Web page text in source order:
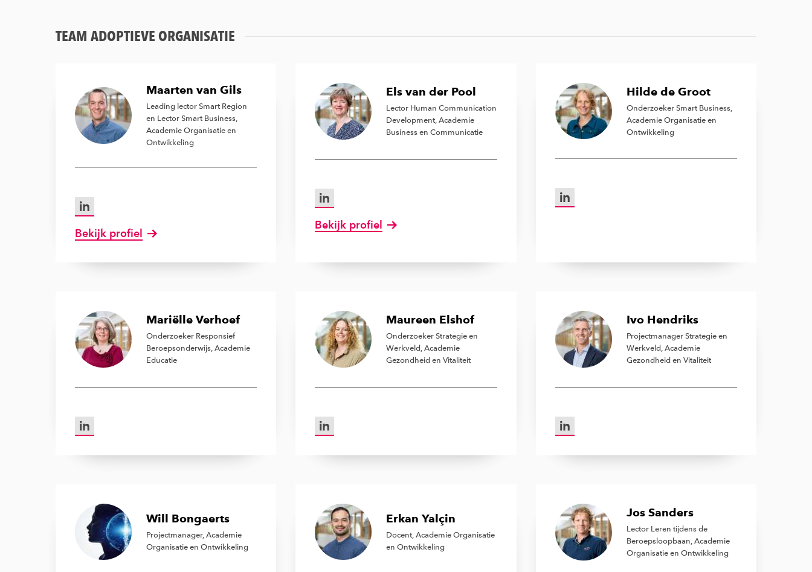
TEAM ADOPTIEVE ORGANISATIE
Maarten van Gils
Leading lector Smart Region
en Lector Smart Business,
Academie Organisatie en
Ontwikkeling
LinkedIn van Maarten van Gils
Bekijk profiel
van Maarten van Gils
Els van der Pool
Lector Human Communication
Development, Academie
Business en Communicatie
LinkedIn van Els van der Pool
Bekijk profiel
van Els van der Pool
Hilde de Groot
Onderzoeker Smart Business,
Academie Organisatie en
Ontwikkeling
LinkedIn van Hilde de Groot
Mariëlle Verhoef
Onderzoeker Responsief
Beroepsonderwijs, Academie
Educatie
LinkedIn van Mariëlle Verhoef
Maureen Elshof
Onderzoeker Strategie en
Werkveld, Academie
Gezondheid en Vitaliteit
LinkedIn van Maureen Elshof
Ivo Hendriks
Projectmanager Strategie en
Werkveld, Academie
Gezondheid en Vitaliteit
LinkedIn van Ivo Hendriks
Will Bongaerts
Projectmanager, Academie
Organisatie en Ontwikkeling
Erkan Yalçin
Docent, Academie Organisatie
en Ontwikkeling
Jos Sanders
Lector Leren tijdens de
Beroepsloopbaan, Academie
Organisatie en Ontwikkeling